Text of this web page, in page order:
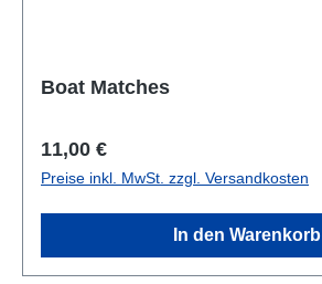
Boat Matches
Regulärer Preis:
11,00 €
Preise inkl. MwSt. zzgl. Versandkosten
In den Warenkorb